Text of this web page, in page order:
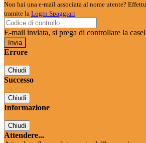
Non hai una e-mail associata al nome utente?
tramite la Login Spaggiari
E-mail inviata, si prega di controllare la
Errore
Chiudi
Successo
Chiudi
Informazione
Chiudi
Attendere...